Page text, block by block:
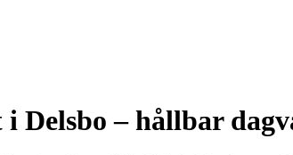
i Delsbo – hållbar